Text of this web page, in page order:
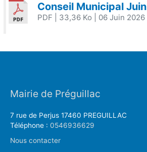
Conseil Municipal Juin
PDF | 33,36 Ko | 06 Juin 2026
Mairie de Préguillac
7 rue de Perjus 17460 PREGUILLAC
Téléphone : 0546936629
Nous contacter